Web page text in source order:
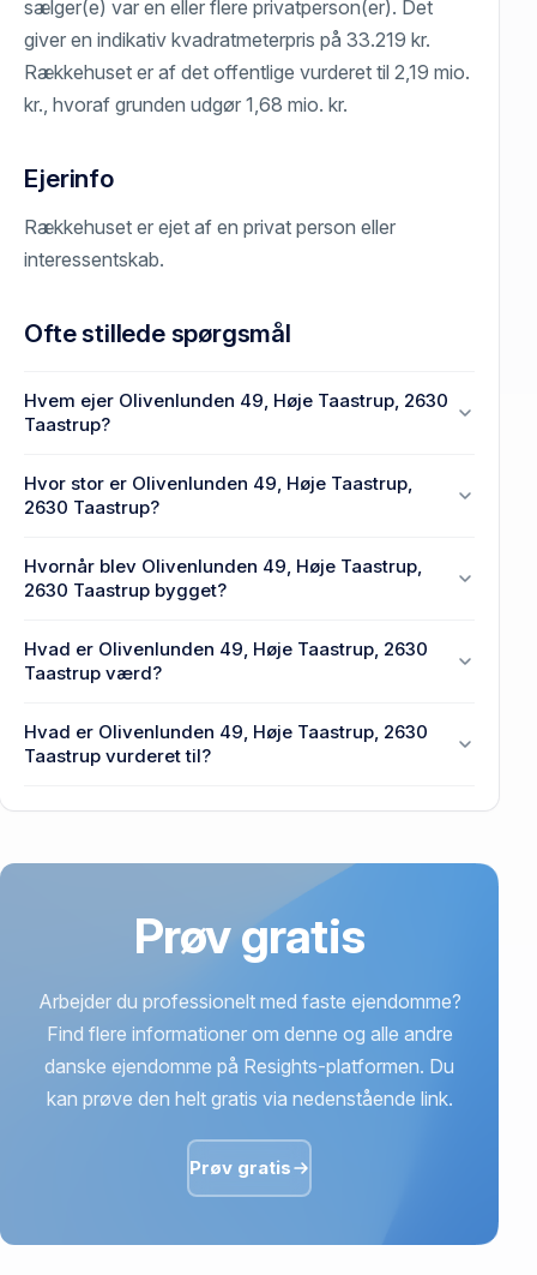
sælger(e) var en eller flere privatperson(er). Det
giver en indikativ kvadratmeterpris på 33.219 kr.
Rækkehuset er af det offentlige vurderet til 2,19 mio.
kr., hvoraf grunden udgør 1,68 mio. kr.
Ejerinfo
Rækkehuset er ejet af en privat person eller
interessentskab.
Ofte stillede spørgsmål
Hvem ejer Olivenlunden 49, Høje Taastrup, 2630
Taastrup?
Taastrup, 2630 Taastrup.
Hvor stor er Olivenlunden 49, Høje Taastrup,
2630 Taastrup?
Høje Taastrup, 2630 Taastrup.
Hvornår blev Olivenlunden 49, Høje Taastrup,
2630 Taastrup bygget?
Olivenlunden 49, Høje Taastrup, 2630 Taastrup.
Hvad er Olivenlunden 49, Høje Taastrup, 2630
Taastrup værd?
Taastrup, 2630 Taastrup senest blev handlet i 2026.
Hvad er Olivenlunden 49, Høje Taastrup, 2630
Taastrup vurderet til?
Prøv gratis
Arbejder du professionelt med faste ejendomme?
Find flere informationer om denne og alle andre
danske ejendomme på Resights-platformen. Du
kan prøve den helt gratis via nedenstående link.
Prøv gratis